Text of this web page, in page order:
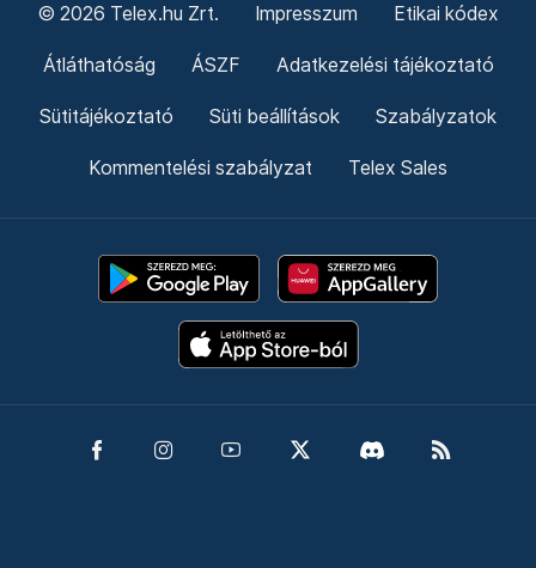
© 2026 Telex.hu Zrt. Impresszum Etikai kódex
Átláthatóság ÁSZF Adatkezelési tájékoztató
Sütitájékoztató Süti beállítások Szabályzatok
Kommentelési szabályzat Telex Sales